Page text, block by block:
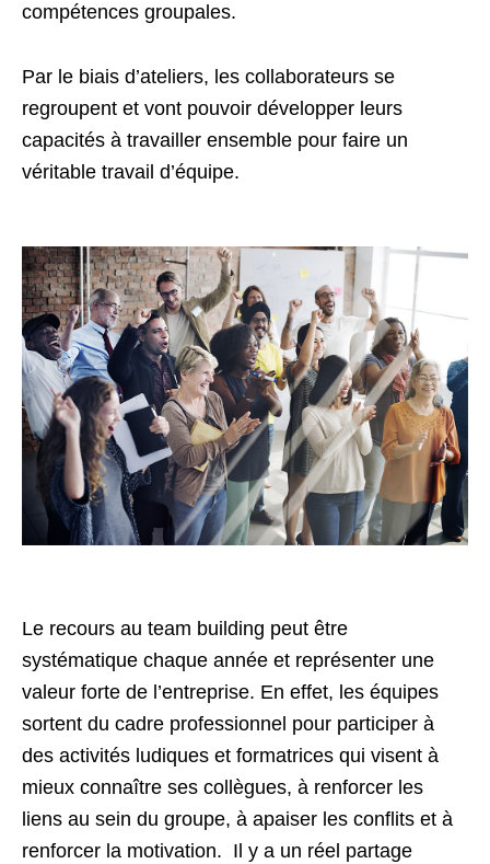
compétences groupales.
Par le biais d’ateliers, les collaborateurs se
regroupent et vont pouvoir développer leurs
capacités à travailler ensemble pour faire un
véritable travail d’équipe.
Le recours au team building peut être
systématique chaque année et représenter une
valeur forte de l’entreprise. En effet, les équipes
sortent du cadre professionnel pour participer à
des activités ludiques et formatrices qui visent à
mieux connaître ses collègues, à renforcer les
liens au sein du groupe, à apaiser les conflits et à
renforcer la motivation. Il y a un réel partage